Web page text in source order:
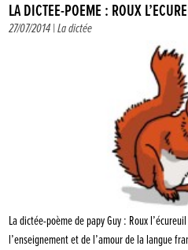
LA DICTÉE-POÈME : ROUX
27/07/2014 |La dictée
La dictée-poème de papy Guy : Roux
l’enseignement et de l’amour de la langue